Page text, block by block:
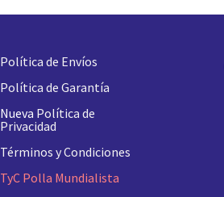
Política de Envíos
Política de Garantía
Nueva Política de
Privacidad
Términos y Condiciones
TyC Polla Mundialista